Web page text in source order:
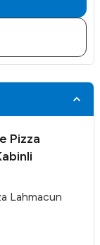
Pizza
Lahmacun